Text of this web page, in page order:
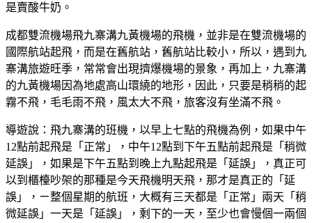
是賣酸牛奶。
成都雙流機場飛九寨溝九黃機場的飛機，並非是在雙流機場的
國際航站起飛，而是在舊航站，舊航站比較小，所以，遇到九
寨溝旅遊旺季，常常會出現擠爆機場的景象，再加上，九寨溝
的九黃機場因為地處高山環繞的地形，因此，只要是稍稍的起
霧不飛，毛毛雨不飛，風太大不飛，旅客沒有坐滿不飛。
導遊說：飛九寨溝的班機，以早上七點的飛機為例，如果中午
12點前起飛是「正常」，中午12點到下午五點前起飛是「稍微
延誤」，如果是下午五點到晚上九點起飛是「延誤」，真正可
以到櫃檯吵架的那種是今天飛機明天飛，那才是真正的「延
誤」，ㄧ整個星期的航班，大概有三天都是「正常」兩天「稍
微延誤」一天是「延誤」，剩下的一天，至少也會慢個一兩個